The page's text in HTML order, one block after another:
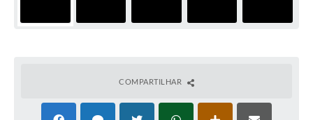
COMPARTILHAR